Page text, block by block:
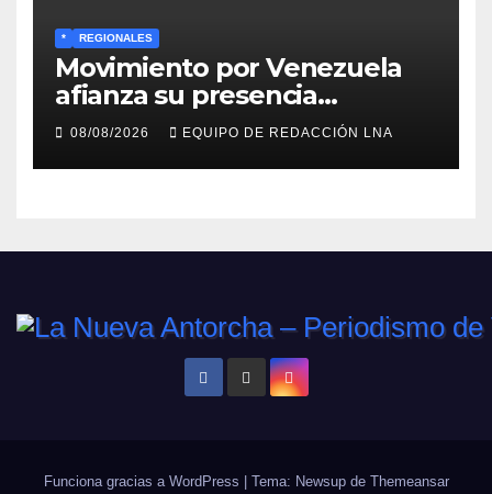
* REGIONALES
Movimiento por Venezuela
afianza su presencia
comunitaria en La Ponderosa
y otras comunidades de
Anzoátegui
08/08/2026 EQUIPO DE REDACCIÓN LNA
Funciona gracias a WordPress Tema: Newsup de Themeansar